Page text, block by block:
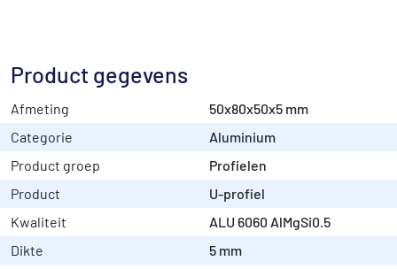
Product gegevens
Afmeting
50x80x50x5 mm
Categorie
Aluminium
Product groep
Profielen
Product
U-profiel
Kwaliteit
ALU 6060 AlMgSi0.5
Dikte
5 mm